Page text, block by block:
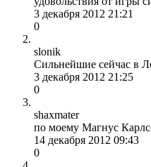
3 декабря 2012 21:21
0
slonik
Сильнейшие сейчас в
3 декабря 2012 21:25
0
shaxmater
по моему Магнус
14 декабря 2012 09:43
0